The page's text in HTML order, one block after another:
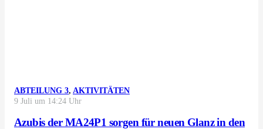
ABTEILUNG 3, AKTIVITÄTEN
9 Juli um 14:24 Uhr
Azubis der MA24P1 sorgen für neuen Glanz in den